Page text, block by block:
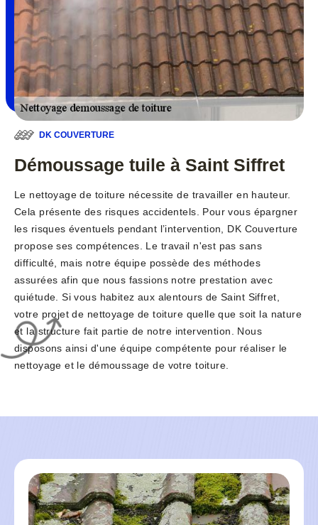
DK COUVERTURE
Démoussage tuile à Saint Siffret
Le nettoyage de toiture nécessite de travailler en hauteur.
Cela présente des risques accidentels. Pour vous épargner
les risques éventuels pendant l’intervention, DK Couverture
propose ses compétences. Le travail n'est pas sans
difficulté, mais notre équipe possède des méthodes
assurées afin que nous fassions notre prestation avec
quiétude. Si vous habitez aux alentours de Saint Siffret,
votre projet de nettoyage de toiture quelle que soit la nature
et la structure fait partie de notre intervention. Nous
disposons ainsi d'une équipe compétente pour réaliser le
nettoyage et le démoussage de votre toiture.